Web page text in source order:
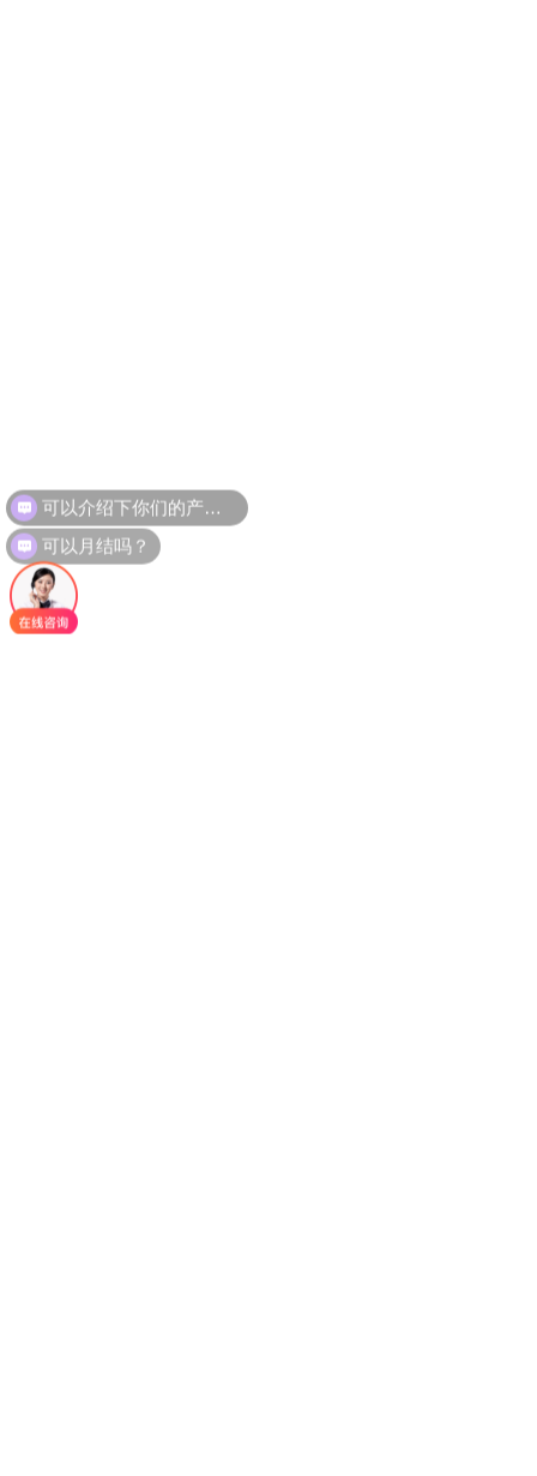
可以月结吗？